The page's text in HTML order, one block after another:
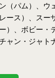
（パム）、ウ
ース）、スー
）、ボビー・
ャン・ジャト